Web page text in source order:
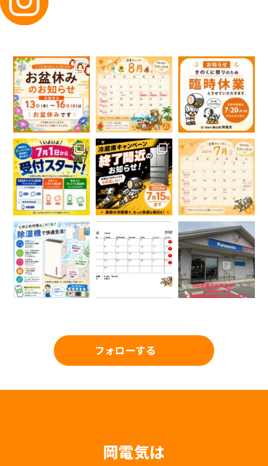
フォローする
岡電気は